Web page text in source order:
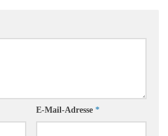
E-Mail-Adresse *